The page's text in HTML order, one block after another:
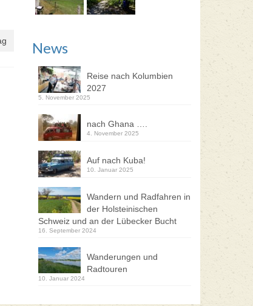
News
Reise nach Kolumbien
2027
5. November 2025
nach Ghana ….
4. November 2025
Auf nach Kuba!
10. Januar 2025
Wandern und Radfahren in
der Holsteinischen
Schweiz und an der Lübecker Bucht
16. September 2024
Wanderungen und
Radtouren
10. Januar 2024